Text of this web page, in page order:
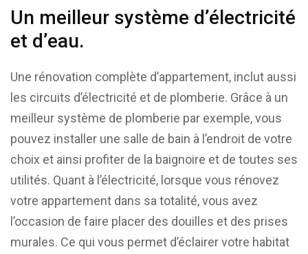
Un meilleur système d’électricité
et d’eau.
Une rénovation complète d’appartement, inclut aussi
les circuits d’électricité et de plomberie. Grâce à un
meilleur système de plomberie par exemple, vous
pouvez installer une salle de bain à l’endroit de votre
choix et ainsi profiter de la baignoire et de toutes ses
utilités. Quant à l’électricité, lorsque vous rénovez
votre appartement dans sa totalité, vous avez
l’occasion de faire placer des douilles et des prises
murales. Ce qui vous permet d’éclairer votre habitat